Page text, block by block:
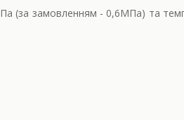
(за замовленням - 0,6МПа) та